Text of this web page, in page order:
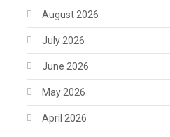
August 2026
July 2026
June 2026
May 2026
April 2026